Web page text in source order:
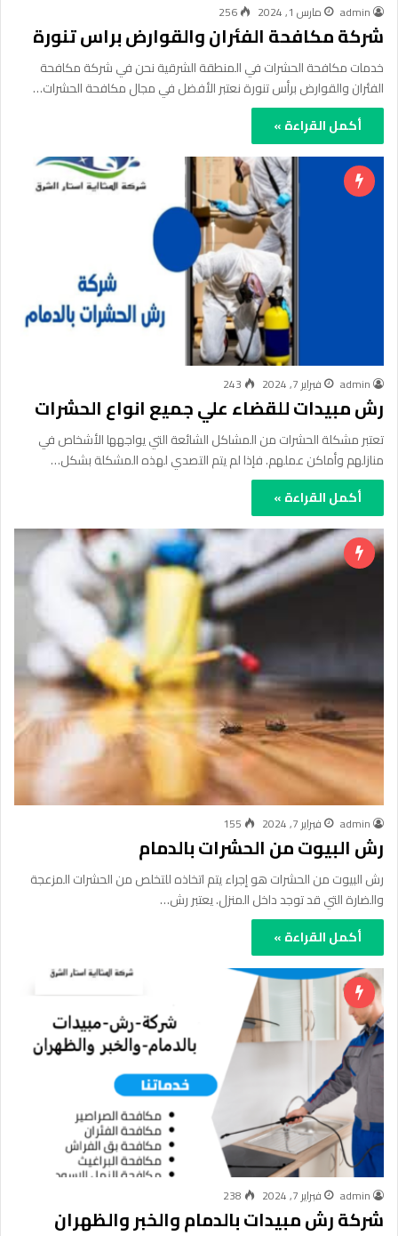
admin مارس 1, 2024 256
شركة مكافحة الفئران والقوارض براس تنورة
خدمات مكافحة الحشرات في المنطقة الشرقية نحن في شركة مكافحة
الفئران والقوارض برأس تنورة نعتبر الأفضل في مجال مكافحة الحشرات…
أكمل القراءة »
admin فبراير 7, 2024 243
رش مبيدات للقضاء علي جميع انواع الحشرات
تعتبر مشكلة الحشرات من المشاكل الشائعة التي يواجهها الأشخاص في
منازلهم وأماكن عملهم. فإذا لم يتم التصدي لهذه المشكلة بشكل…
أكمل القراءة »
admin فبراير 7, 2024 155
رش البيوت من الحشرات بالدمام
رش البيوت من الحشرات هو إجراء يتم اتخاذه للتخلص من الحشرات المزعجة
والضارة التي قد توجد داخل المنزل. يعتبر رش…
أكمل القراءة »
admin فبراير 7, 2024 238
شركة رش مبيدات بالدمام والخبر والظهران